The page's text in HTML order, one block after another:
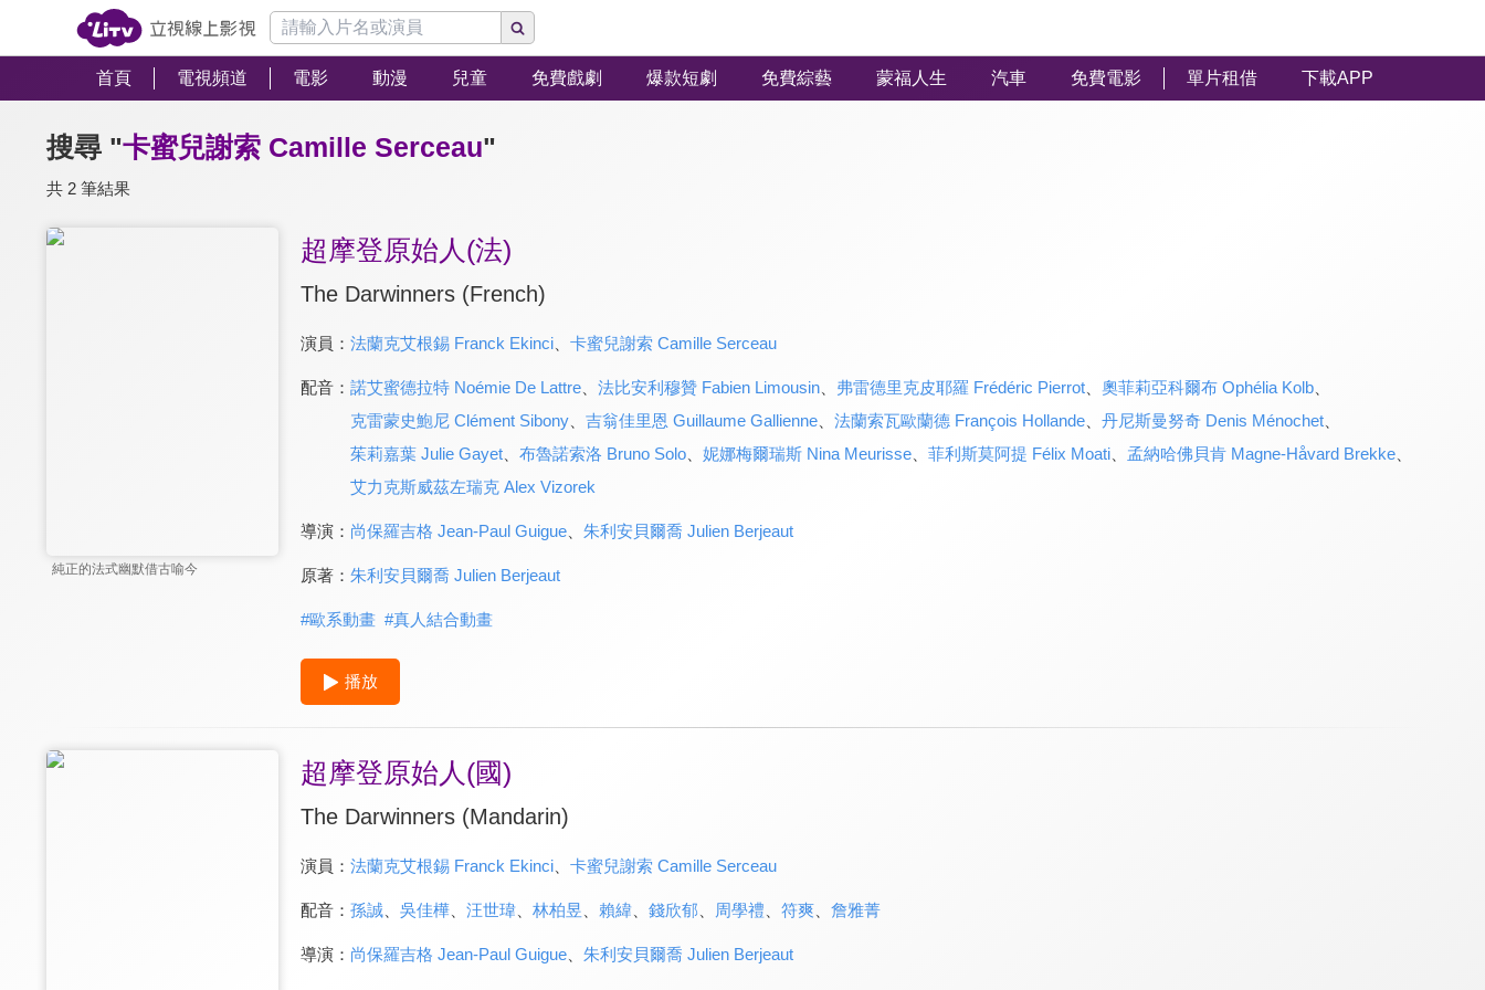
首頁 電視頻道 電影 動漫 兒童 免費戲劇 爆款短劇 免費綜藝 蒙福人生 汽車 免費電影 單片租借 下載APP
搜尋 "卡蜜兒謝索 Camille Serceau"
共 2 筆結果
純正的法式幽默借古喻今
超摩登原始人(法)
The Darwinners (French)
演員： 法蘭克艾根錫 Franck Ekinci、 卡蜜兒謝索 Camille Serceau
配音： 諾艾蜜德拉特 Noémie De Lattre、 法比安利穆贊 Fabien Limousin、 弗雷德里克皮耶羅 Frédéric Pierrot、 奧菲莉亞科爾布 Ophélia Kolb、
克雷蒙史鮑尼 Clément Sibony、 吉翁佳里恩 Guillaume Gallienne、 法蘭索瓦歐蘭德 François Hollande、 丹尼斯曼努奇 Denis Ménochet、
茱莉嘉葉 Julie Gayet、 布魯諾索洛 Bruno Solo、 妮娜梅爾瑞斯 Nina Meurisse、 菲利斯莫阿提 Félix Moati、 孟納哈佛貝肯 Magne-Håvard Brekke、
艾力克斯威茲左瑞克 Alex Vizorek
導演： 尚保羅吉格 Jean-Paul Guigue、 朱利安貝爾喬 Julien Berjeaut
原著： 朱利安貝爾喬 Julien Berjeaut
#歐系動畫 #真人結合動畫
播放
超摩登原始人(國)
The Darwinners (Mandarin)
演員： 法蘭克艾根錫 Franck Ekinci、 卡蜜兒謝索 Camille Serceau
配音： 孫誠、 吳佳樺、 汪世瑋、 林柏昱 賴緯、 錢欣郁 周學禮 符爽、 詹雅菁
導演： 尚保羅吉格 Jean-Paul Guigue、 朱利安貝爾喬 Julien Berjeaut